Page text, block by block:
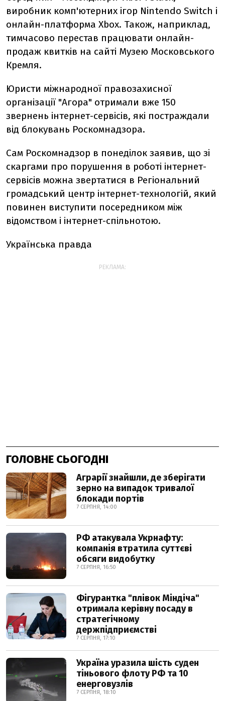
виробник комп'ютерних ігор Nintendo Switch і
онлайн-платформа Xbox. Також, наприклад,
тимчасово перестав працювати онлайн-
продаж квитків на сайті Музею Московського
Кремля.
Юристи міжнародної правозахисної
організації "Агора" отримали вже 150
звернень інтернет-сервісів, які постраждали
від блокувань Роскомнадзора.
Сам Роскомнадзор в понеділок заявив, що зі
скаргами про порушення в роботі інтернет-
сервісів можна звертатися в Регіональний
громадський центр інтернет-технологій, який
повинен виступити посередником між
відомством і інтернет-спільнотою.
Українська правда
РЕКЛАМА:
ГОЛОВНЕ СЬОГОДНІ
Аграрії знайшли, де зберігати
зерно на випадок тривалої
блокади портів
7 СЕРПНЯ, 14:00
РФ атакувала Укрнафту:
компанія втратила суттєві
обсяги видобутку
7 СЕРПНЯ, 16:50
Фігурантка "плівок Міндіча"
отримала керівну посаду в
стратегічному
держпідприємстві
7 СЕРПНЯ, 17:10
Україна уразила шість суден
тіньового флоту РФ та 10
енерговузлів
7 СЕРПНЯ, 18:10